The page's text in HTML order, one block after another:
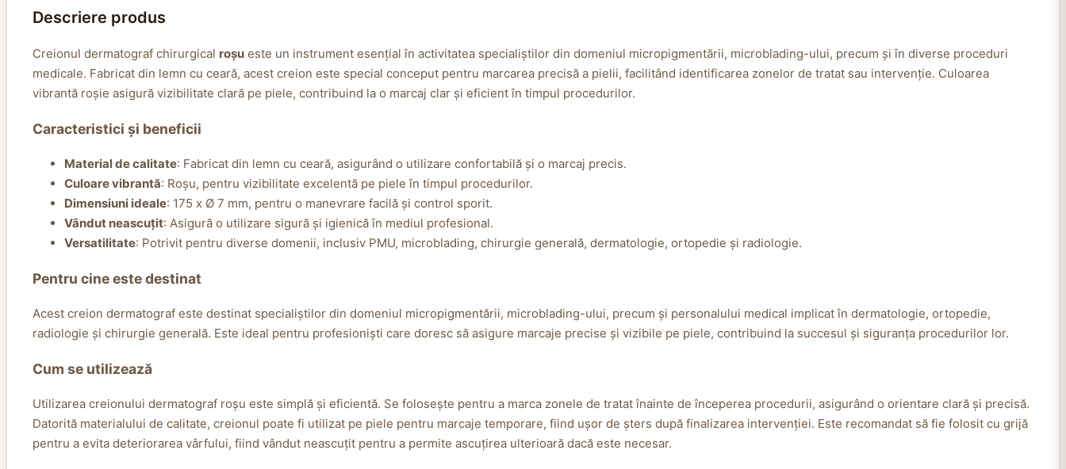
Descriere produs
Creionul dermatograf chirurgical roșu este un instrument esențial în activitatea specialiștilor din domeniul micropigmentării, microblading-ului, precum și în diverse proceduri
medicale. Fabricat din lemn cu ceară, acest creion este special conceput pentru marcarea precisă a pielii, facilitând identificarea zonelor de tratat sau intervenție. Culoarea
vibrantă roșie asigură vizibilitate clară pe piele, contribuind la o marcaj clar și eficient în timpul procedurilor.
Caracteristici și beneficii
Material de calitate: Fabricat din lemn cu ceară, asigurând o utilizare confortabilă și o marcaj precis.
Culoare vibrantă: Roșu, pentru vizibilitate excelentă pe piele în timpul procedurilor.
Dimensiuni ideale: 175 x Ø 7 mm, pentru o manevrare facilă și control sporit.
Vândut neascuțit: Asigură o utilizare sigură și igienică în mediul profesional.
Versatilitate: Potrivit pentru diverse domenii, inclusiv PMU, microblading, chirurgie generală, dermatologie, ortopedie și radiologie.
Pentru cine este destinat
Acest creion dermatograf este destinat specialiștilor din domeniul micropigmentării, microblading-ului, precum și personalului medical implicat în dermatologie, ortopedie,
radiologie și chirurgie generală. Este ideal pentru profesioniști care doresc să asigure marcaje precise și vizibile pe piele, contribuind la succesul și siguranța procedurilor lor.
Cum se utilizează
Utilizarea creionului dermatograf roșu este simplă și eficientă. Se folosește pentru a marca zonele de tratat înainte de începerea procedurii, asigurând o orientare clară și precisă.
Datorită materialului de calitate, creionul poate fi utilizat pe piele pentru marcaje temporare, fiind ușor de șters după finalizarea intervenției. Este recomandat să fie folosit cu grijă
pentru a evita deteriorarea vârfului, fiind vândut neascuțit pentru a permite ascuțirea ulterioară dacă este necesar.